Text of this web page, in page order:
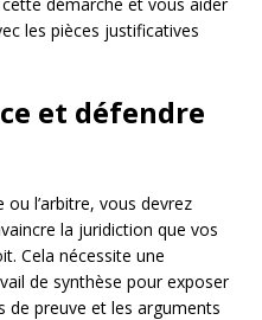
les pièces justificatives
et défendre
ou l’arbitre, vous devrez
la juridiction que vos
Cela nécessite une
de synthèse pour exposer
de preuve et les arguments